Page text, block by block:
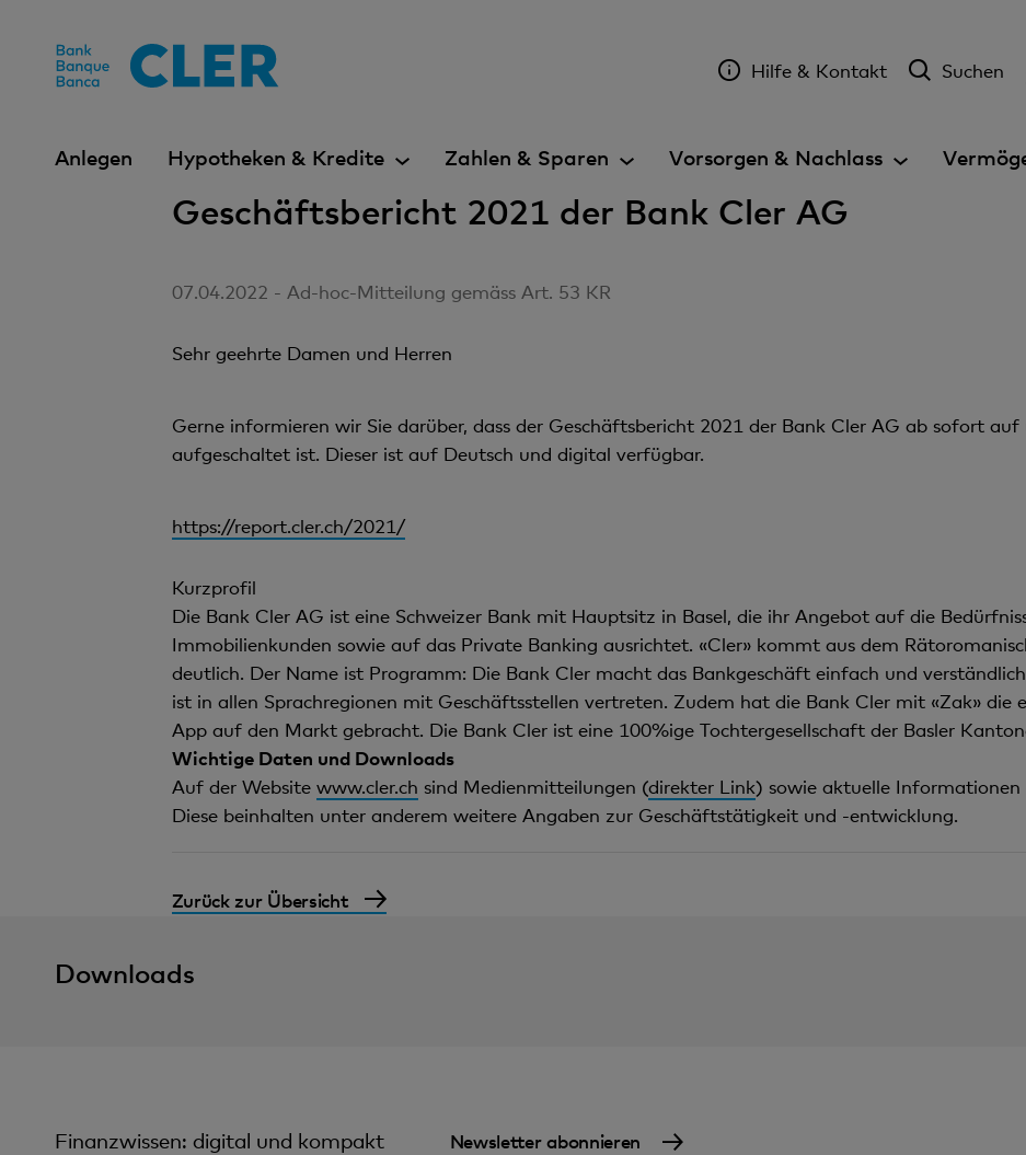
Hilfe & Kontakt Suchen
Anlegen Hypotheken & Kredite Zahlen & Sparen Vorsorgen & Nachlass
Geschäftsbericht 2021 der Bank Cler AG
07.04.2022 - Ad-hoc-Mitteilung gemäss Art. 53 KR
Sehr geehrte Damen und Herren
Gerne informieren wir Sie darüber, dass der Geschäftsbericht 2021 der Bank Cler AG ab sofort auf
aufgeschaltet ist. Dieser ist auf Deutsch und digital verfügbar.
https://report.cler.ch/2021/
Kurzprofil
Die Bank Cler AG ist eine Schweizer Bank mit Hauptsitz in Basel, die ihr Angebot auf die
Immobilienkunden sowie auf das Private Banking ausrichtet. «Cler» kommt aus dem
deutlich. Der Name ist Programm: Die Bank Cler macht das Bankgeschäft einfach und
ist in allen Sprachregionen mit Geschäftsstellen vertreten. Zudem hat die Bank Cler mit «Zak» die
App auf den Markt gebracht. Die Bank Cler ist eine 100%ige Tochtergesellschaft der Basler
Wichtige Daten und Downloads
Auf der Website www.cler.ch sind Medienmitteilungen (direkter Link) sowie aktuelle
Diese beinhalten unter anderem weitere Angaben zur Geschäftstätigkeit und -entwicklung.
Zurück zur Übersicht
Downloads
Finanzwissen: digital und kompakt Newsletter abonnieren